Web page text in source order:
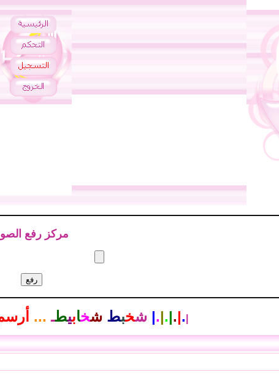
مركز رفع
.
|
.
|
.
|
.
| شخبط شخابيطـ ...